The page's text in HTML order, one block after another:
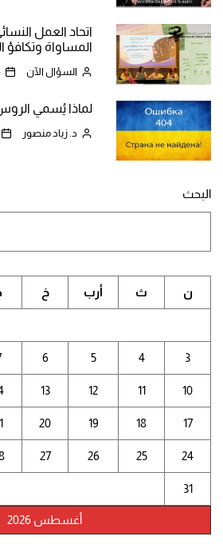
اتحاد العمل
المساواة وتكافؤ
السؤال الآن
لماذا يُسمي الروس
د. زياد منصور
البحث
أغسطس 2026
ن ث أرب خ
3
4
5
6
10
11
12
13
17
18
19
20
24
25
26
27
31